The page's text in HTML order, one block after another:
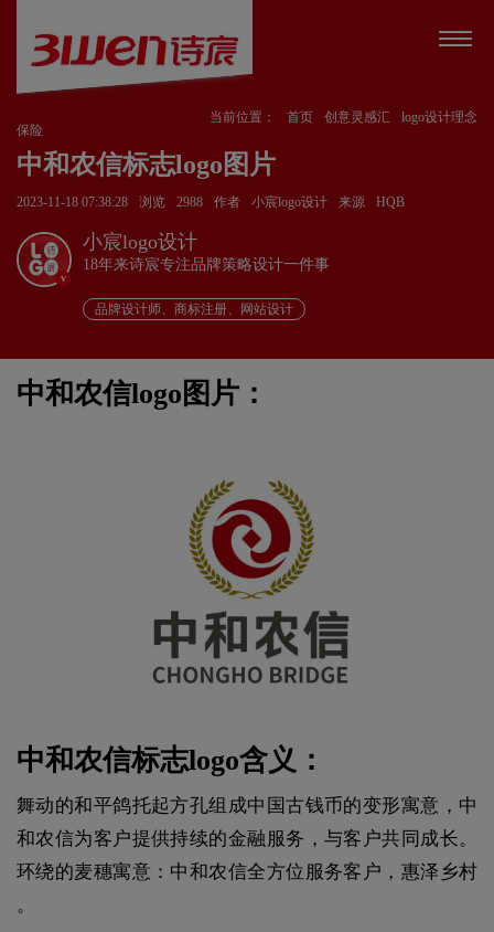
当前位置： 首页 创意灵感汇
logo设计理念
保险
中和农信标志logo图片
2023-11-18 07:38:28 浏览 2988 作者 小宸logo设计 来源 HQB
v
小宸logo设计
18年来诗宸专注品牌策略设计一件事
品牌设计师、商标注册、网站设计
中和农信logo图片：
中和农信标志logo含义：
舞动的和平鸽托起方孔组成中国古钱币的变形寓意，中
和农信为客户提供持续的金融服务，与客户共同成长。
环绕的麦穗寓意：中和农信全方位服务客户，惠泽乡村
。